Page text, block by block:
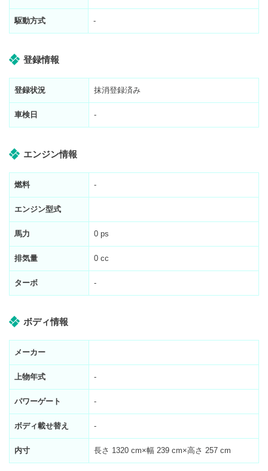
駆動方式 -
登録情報
登録状況 抹消登録済み
車検日 -
エンジン情報
燃料 -
エンジン型式
馬力 0 ps
排気量 0 cc
ターボ -
ボディ情報
メーカー
上物年式 -
パワーゲート -
ボディ載せ替え -
内寸 長さ 1320 cm×幅 239 cm×高さ 257 cm